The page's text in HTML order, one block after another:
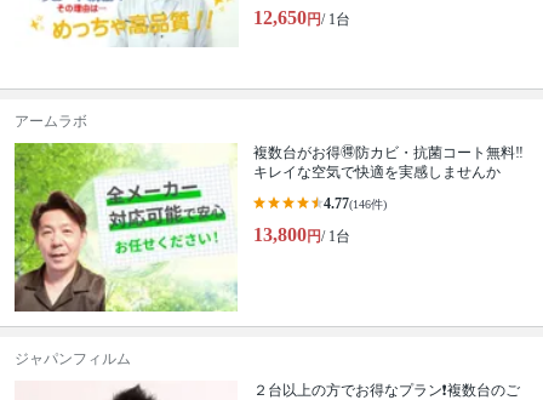
12,650円/ 1台
アームラボ
複数台がお得🉐防カビ・抗菌コート無料‼️
キレイな空気で快適を実感しませんか
4.77(146件)
13,800円/ 1台
ジャパンフィルム
２台以上の方でお得なプラン❗️複数台のご